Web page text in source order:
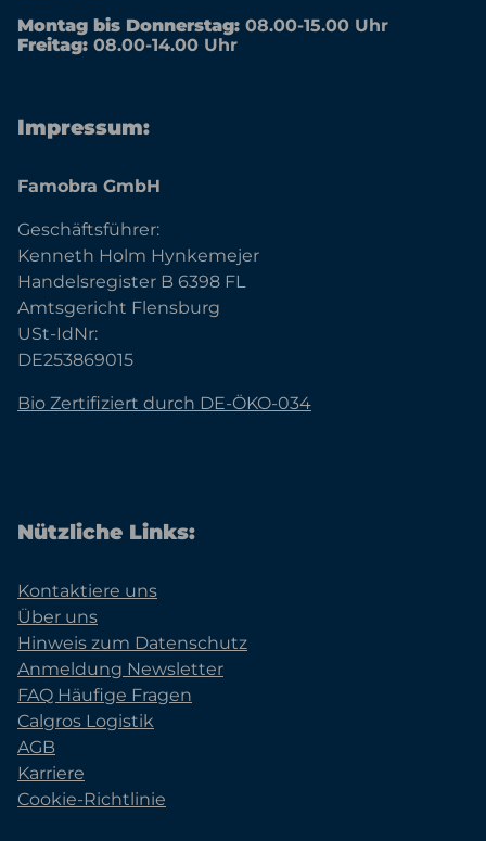
Montag bis Donnerstag: 08.00-15.00 Uhr
Freitag: 08.00-14.00 Uhr
Impressum:
Famobra GmbH
Geschäftsführer:
Kenneth Holm Hynkemejer
Handelsregister B 6398 FL
Amtsgericht Flensburg
USt-IdNr:
DE253869015
Bio Zertifiziert durch DE-ÖKO-034
Nützliche Links:
Kontaktiere uns
Über uns
Hinweis zum Datenschutz
Anmeldung Newsletter
FAQ Häufige Fragen
Calgros Logistik
AGB
Karriere
Cookie-Richtlinie